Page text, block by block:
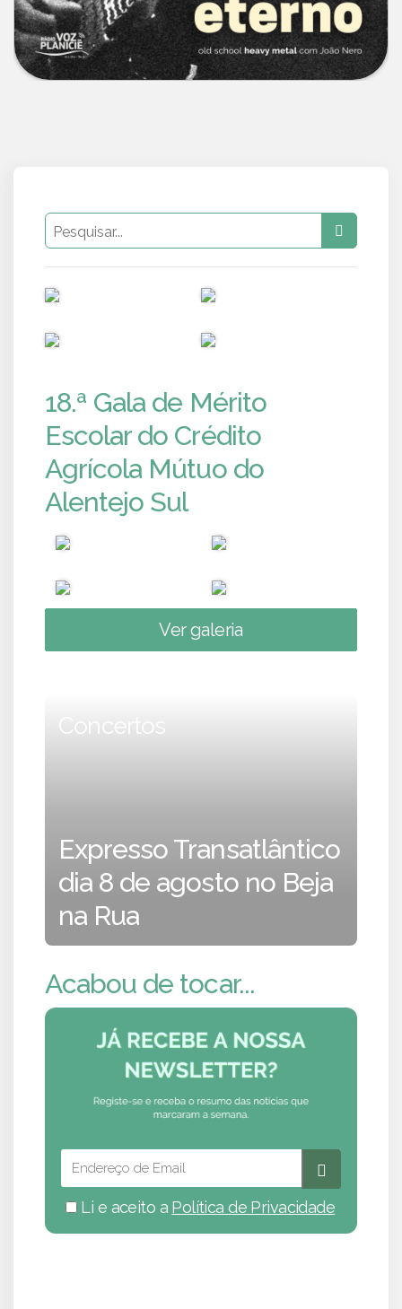
18.ª Gala de Mérito
Escolar do Crédito
Agrícola Mútuo do
Alentejo Sul
Ver galeria
Concertos
Expresso Transatlântico
dia 8 de agosto no Beja
na Rua
Acabou de tocar...
Li e aceito a Política de Privacidade